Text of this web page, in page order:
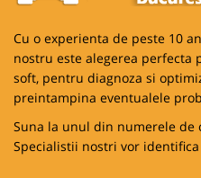
Cu o experienta de peste 10
nostru este alegerea perfecta
soft, pentru diagnoza si
preintampina eventualele
Suna la unul din numerele de
Specialistii nostri vor